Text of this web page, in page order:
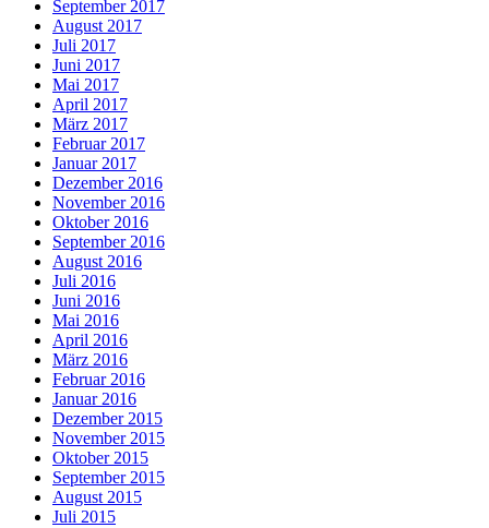
September 2017
August 2017
Juli 2017
Juni 2017
Mai 2017
April 2017
März 2017
Februar 2017
Januar 2017
Dezember 2016
November 2016
Oktober 2016
September 2016
August 2016
Juli 2016
Juni 2016
Mai 2016
April 2016
März 2016
Februar 2016
Januar 2016
Dezember 2015
November 2015
Oktober 2015
September 2015
August 2015
Juli 2015